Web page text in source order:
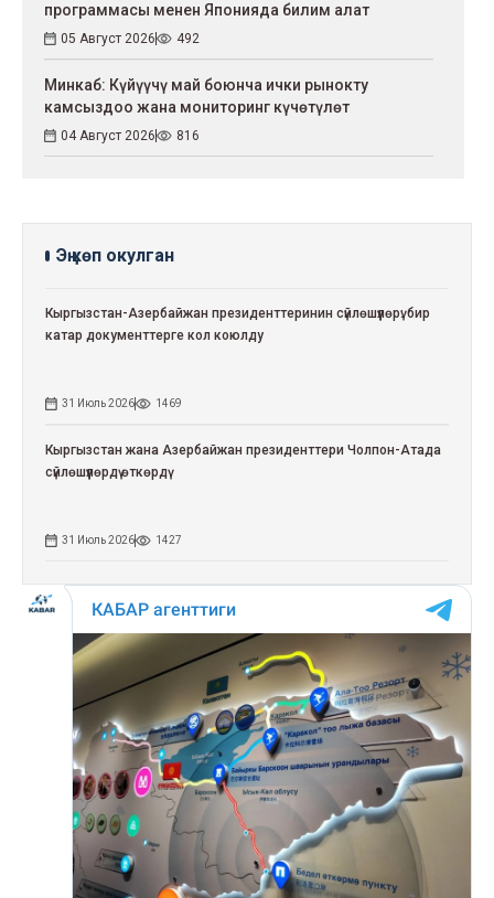
программасы менен Японияда билим алат
05 Август 2026 492
Минкаб: Күйүүчү май боюнча ички рынокту
камсыздоо жана мониторинг күчөтүлөт
04 Август 2026 816
Эң көп окулган
Кыргызстан-Азербайжан президенттеринин сүйлөшүүлөрү: бир
катар документтерге кол коюлду
31 Июль 2026 1469
Кыргызстан жана Азербайжан президенттери Чолпон-Атада
сүйлөшүүлөрдү өткөрдү
31 Июль 2026 1427